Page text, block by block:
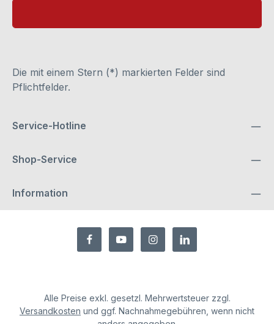
Die mit einem Stern (*) markierten Felder sind
Pflichtfelder.
Service-Hotline
Shop-Service
Information
Alle Preise exkl. gesetzl. Mehrwertsteuer zzgl.
Versandkosten und ggf. Nachnahmegebühren, wenn nicht